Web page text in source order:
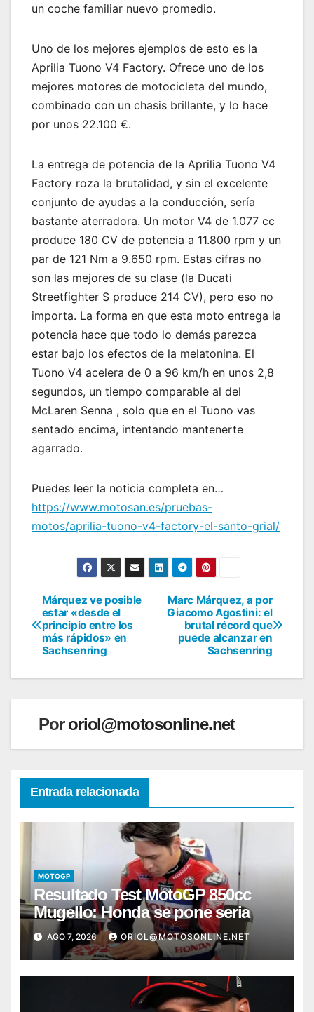
un coche familiar nuevo promedio.
Uno de los mejores ejemplos de esto es la
Aprilia Tuono V4 Factory. Ofrece uno de los
mejores motores de motocicleta del mundo,
combinado con un chasis brillante, y lo hace
por unos 22.100 €.
La entrega de potencia de la Aprilia Tuono V4
Factory roza la brutalidad, y sin el excelente
conjunto de ayudas a la conducción, sería
bastante aterradora. Un motor V4 de 1.077 cc
produce 180 CV de potencia a 11.800 rpm y un
par de 121 Nm a 9.650 rpm. Estas cifras no
son las mejores de su clase (la Ducati
Streetfighter S produce 214 CV), pero eso no
importa. La forma en que esta moto entrega la
potencia hace que todo lo demás parezca
estar bajo los efectos de la melatonina. El
Tuono V4 acelera de 0 a 96 km/h en unos 2,8
segundos, un tiempo comparable al del
McLaren Senna , solo que en el Tuono vas
sentado encima, intentando mantenerte
agarrado.
Puedes leer la noticia completa en…
https://www.motosan.es/pruebas-
motos/aprilia-tuono-v4-factory-el-santo-grial/
Navegación
de
entradas
Marc Márquez, a por
Giacomo Agostini: el
brutal récord que
puede alcanzar en
Sachsenring
Márquez ve posible
estar «desde el
principio entre los
más rápidos» en
Sachsenring
Pororiol@motosonline.net
Entrada relacionada
MOTOGP
Resultado Test MotoGP 850cc
Mugello: Honda se pone seria
AGO 7, 2026 ORIOL@MOTOSONLINE.NET